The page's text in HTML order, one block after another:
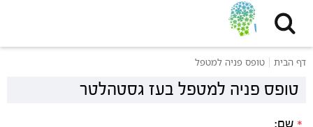
דף הבית טופס פניה למטפל
טופס פניה למטפל בעז גסטהלטר
שם: